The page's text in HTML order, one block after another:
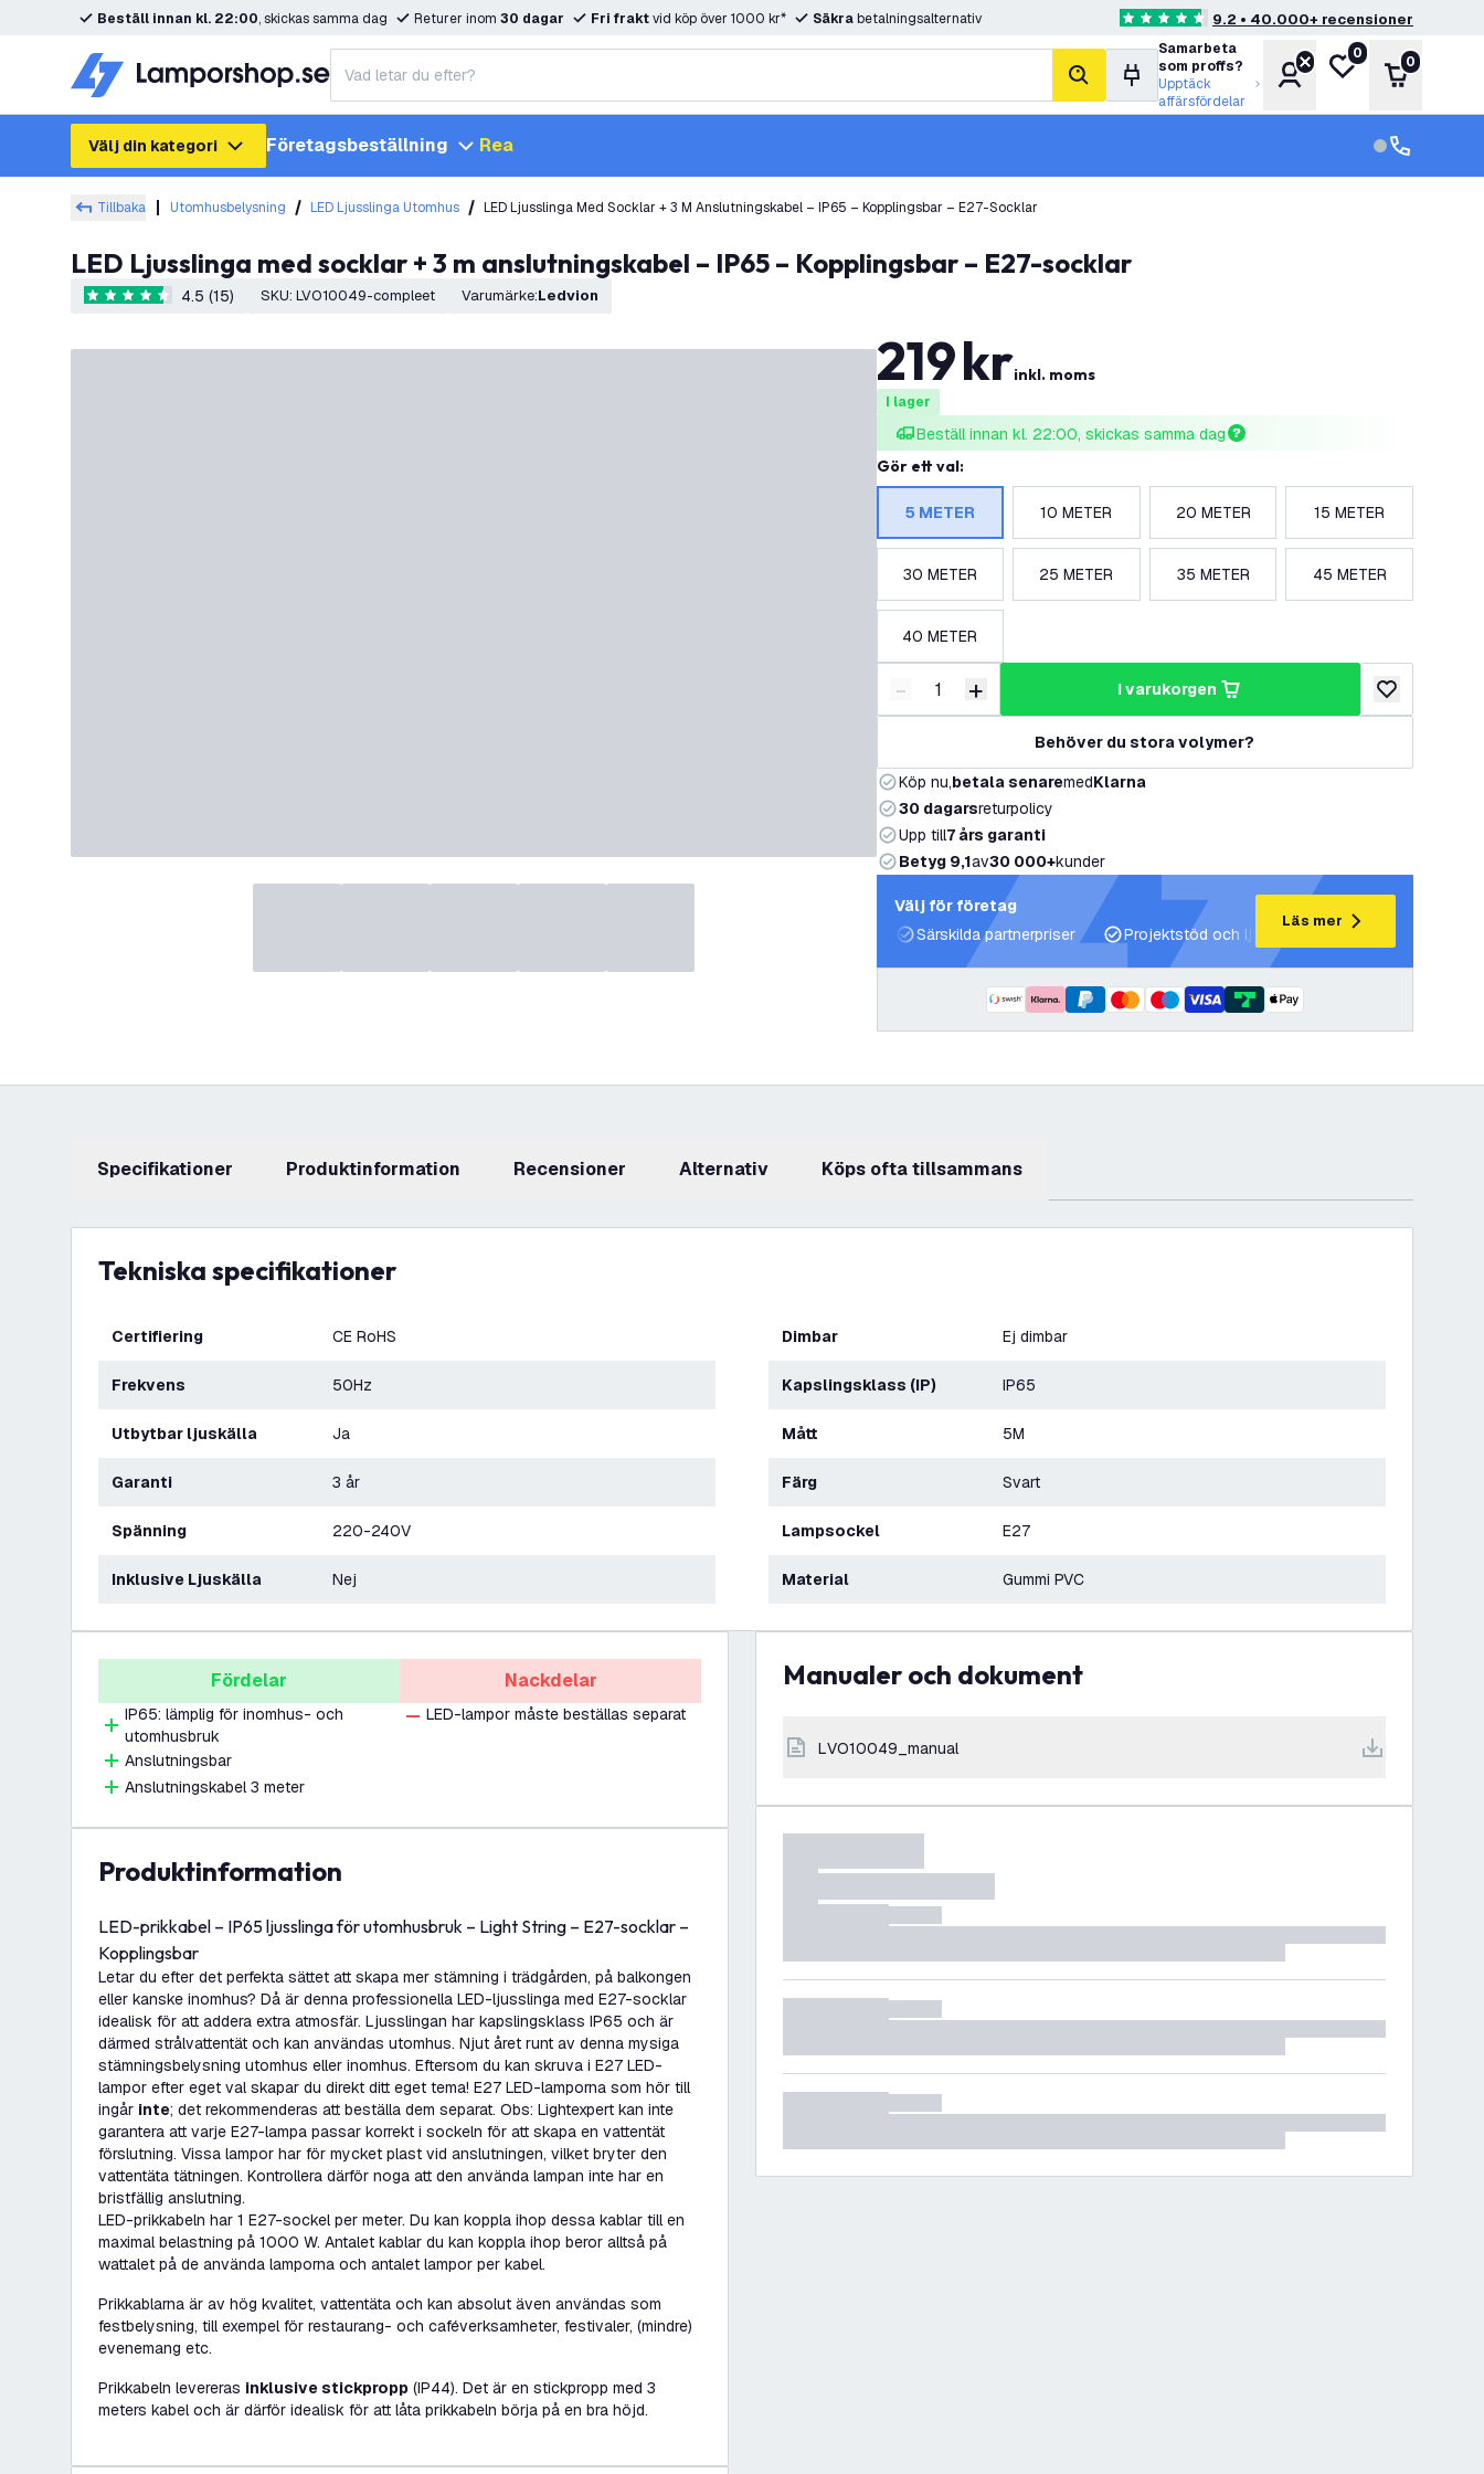
Beställ innan kl. 22:00, skickas samma dag Returer inom 30 dagar Fri fraktvid köp över 1000 kr* Säkrabetalningsalternativ 4.6 stjärnbetyg9.2 • 40.000+ recensioner
sök
Samarbeta
som proffs?
Upptäck
affärsfördelar
KontoMin önskelista
0
Varukorg
0
Välj din kategori Företagsbeställning Rea kundservice
kundservice
Tillbaka Utomhusbelysning LED Ljusslinga Utomhus LED Ljusslinga Med Socklar + 3 M Anslutningskabel – IP65 – Kopplingsbar – E27-Socklar
LED Ljusslinga med socklar + 3 m anslutningskabel – IP65 – Kopplingsbar – E27-socklar
4.5 stjärnbetyg4.5 (15) SKU: LVO10049-compleet Varumärke: Ledvion
219krinkl. moms
I lager
Beställ innan kl. 22:00, skickas samma dag
Gör ett val:
5 METER 10 METER 20 METER 15 METER
30 METER 25 METER 35 METER 45 METER
40 METER
Minska antal
- Öka antal
+ i varukorgen
lägg till i
Behöver du stora volymer?
Köp nu,betala senaremedKlarna
30 dagarsreturpolicy
Upp till7 års garanti
Betyg 9,1av30 000+kunder
Välj för företag
Särskilda partnerpriser
Projektstöd och ljusplaner
Läs mer
Specifikationer produktinformation recensioner Alternativ Köps ofta tillsammans
Tekniska specifikationer
Certifiering CE RoHS
Frekvens 50Hz
Utbytbar ljuskälla Ja
Garanti 3 år
Spänning 220-240V
Inklusive Ljuskälla Nej
Dimbar Ej dimbar
Kapslingsklass (IP) IP65
Mått 5M
Färg Svart
Lampsockel E27
Material Gummi PVC
Fördelar
IP65: lämplig för inomhus- och
utomhusbruk
Anslutningsbar
Anslutningskabel 3 meter
Nackdelar
LED-lampor måste beställas separat
produktinformation
LED-prikkabel – IP65 ljusslinga för utomhusbruk – Light String – E27-socklar –
Kopplingsbar
Letar du efter det perfekta sättet att skapa mer stämning i trädgården, på balkongen
eller kanske inomhus? Då är denna professionella LED-ljusslinga med E27-socklar
idealisk för att addera extra atmosfär. Ljusslingan har kapslingsklass IP65 och är
därmed strålvattentät och kan användas utomhus. Njut året runt av denna mysiga
stämningsbelysning utomhus eller inomhus. Eftersom du kan skruva i E27 LED-
lampor efter eget val skapar du direkt ditt eget tema! E27 LED-lamporna som hör till
ingår inte; det rekommenderas att beställa dem separat. Obs: Lightexpert kan inte
garantera att varje E27-lampa passar korrekt i sockeln för att skapa en vattentät
förslutning. Vissa lampor har för mycket plast vid anslutningen, vilket bryter den
vattentäta tätningen. Kontrollera därför noga att den använda lampan inte har en
bristfällig anslutning.
LED-prikkabeln har 1 E27-sockel per meter. Du kan koppla ihop dessa kablar till en
maximal belastning på 1000 W. Antalet kablar du kan koppla ihop beror alltså på
wattalet på de använda lamporna och antalet lampor per kabel.
Prikkablarna är av hög kvalitet, vattentäta och kan absolut även användas som
festbelysning, till exempel för restaurang- och caféverksamheter, festivaler, (mindre)
evenemang etc.
Prikkabeln levereras inklusive stickpropp (IP44). Det är en stickpropp med 3
meters kabel och är därför idealisk för att låta prikkabeln börja på en bra höjd.
Manualer och dokument
LVO10049_manual